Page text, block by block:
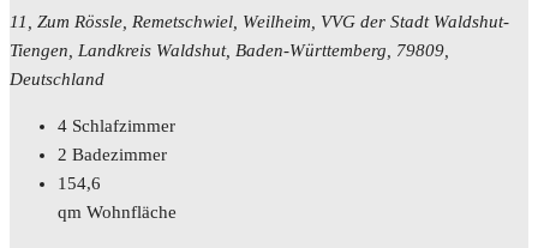
11, Zum Rössle, Remetschwiel, Weilheim, VVG der Stadt Waldshut-
Tiengen, Landkreis Waldshut, Baden-Württemberg, 79809,
Deutschland
4 Schlafzimmer
2 Badezimmer
154,6
qm Wohnfläche